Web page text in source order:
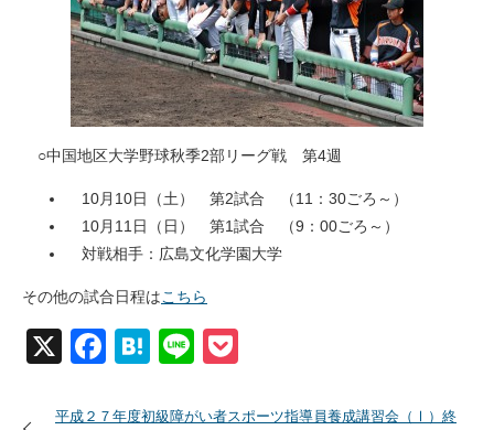
○中国地区大学野球秋季2部リーグ戦 第4週
10月10日（土） 第2試合 （11：30ごろ～）
10月11日（日） 第1試合 （9：00ごろ～）
対戦相手：広島文化学園大学
その他の試合日程はこちら
X Facebook
Hatena
Line
平成２７年度初級障がい者スポーツ指導員養成講習会（Ⅰ）終